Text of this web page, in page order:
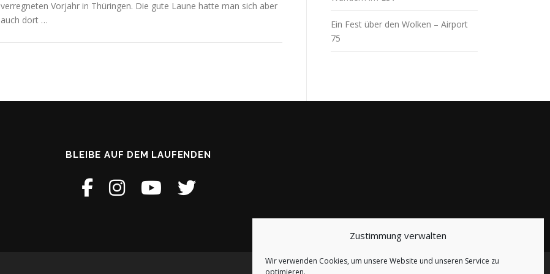
Zustimmung verwalten
Wir verwenden Cookies, um unsere Website und unseren Service zu
optimieren.
verregneten Vorjahr in Thüringen. Die gute Laune hatte man sich aber
auch dort …
Ein Fest über den Wolken – Airport
75
BLEIBE AUF DEM LAUFENDEN